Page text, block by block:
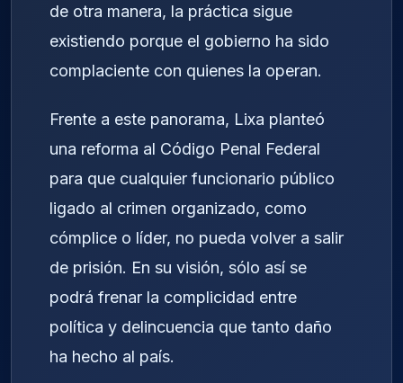
de otra manera, la práctica sigue
existiendo porque el gobierno ha sido
complaciente con quienes la operan.
Frente a este panorama, Lixa planteó
una reforma al Código Penal Federal
para que cualquier funcionario público
ligado al crimen organizado, como
cómplice o líder, no pueda volver a salir
de prisión. En su visión, sólo así se
podrá frenar la complicidad entre
política y delincuencia que tanto daño
ha hecho al país.